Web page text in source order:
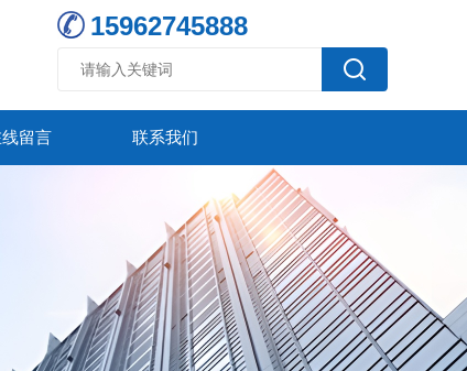
15962745888
留言 联系我们